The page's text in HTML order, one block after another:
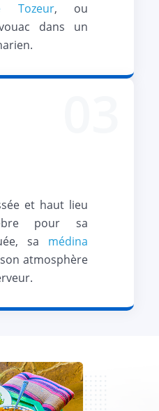
Tozeur, ou
dans un
et haut lieu
pour sa
sa médina
atmosphère